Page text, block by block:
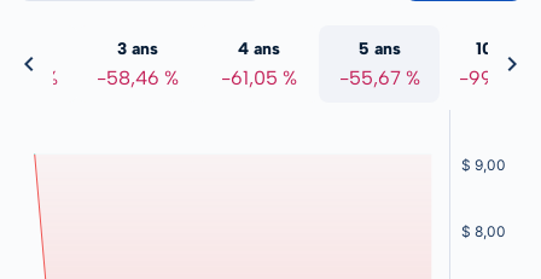
%
3 ans
-58,46 %
4 ans
-61,05 %
5 ans
-55,67 %
10 ans
-99,58 %